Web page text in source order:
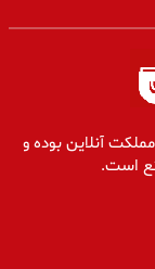
آنلاین بوده و
است.